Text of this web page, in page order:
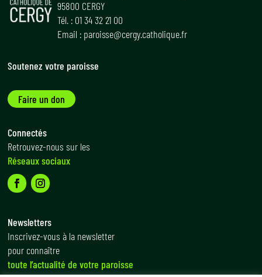
95800 CERGY
Tél. : 01 34 32 21 00
Email : paroisse@cergy.catholique.fr
Soutenez votre paroisse
Faire un don
Connectés
Retrouvez-nous sur les
Réseaux sociaux
Newsletters
Inscrivez-vous à la newsletter
pour connaître
toute l’actualité de votre paroisse